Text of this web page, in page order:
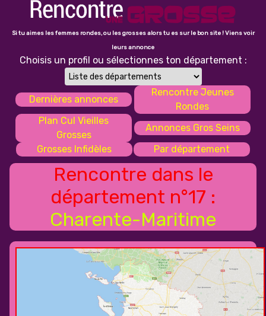
Si tu aimes les femmes rondes, ou les grosses alors tu es sur le bon site ! Viens voir
leurs annonce
Choisis un profil ou sélectionnes ton département :
Dernières annonces
Rencontre Jeunes
Rondes
Plan Cul Vieilles
Grosses
Annonces Gros Seins
Grosses Infidèles
Par département
Rencontre dans le
département n°17 :
Charente-Maritime